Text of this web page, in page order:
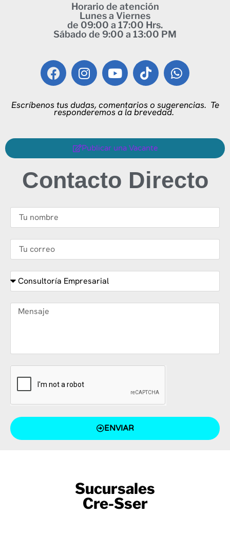
Horario de atención
Lunes a Viernes
de 09:00 a 17:00 Hrs.
Sábado de 9:00 a 13:00 PM
Escríbenos tus dudas, comentarios o sugerencias. Te
responderemos a la brevedad.
Publicar una Vacante
Contacto Directo
ENVIAR
Sucursales
Cre-Sser